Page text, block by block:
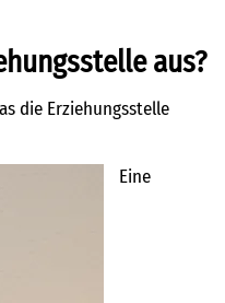
aus?
die Erziehungsstelle
Eine